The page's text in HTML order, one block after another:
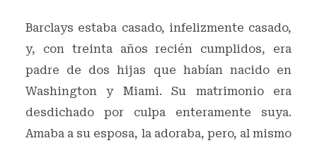
Barclays estaba casado, infelizmente casado,
y, con treinta años recién cumplidos, era
padre de dos hijas que habían nacido en
Washington y Miami. Su matrimonio era
desdichado por culpa enteramente suya.
Amaba a su esposa, la adoraba, pero, al mismo